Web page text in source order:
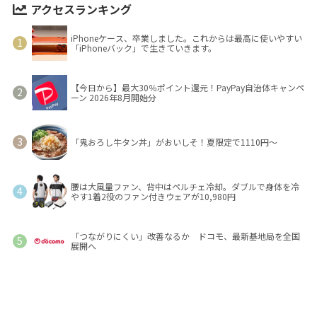
アクセスランキング
iPhoneケース、卒業しました。これからは最高に使いやすい
「iPhoneバック」で生きていきます。
【今日から】最大30％ポイント還元！PayPay自治体キャンペ
ーン 2026年8月開始分
「鬼おろし牛タン丼」がおいしそ！夏限定で1110円～
腰は大風量ファン、背中はペルチェ冷却。ダブルで身体を冷
やす1着2役のファン付きウェアが10,980円
「つながりにくい」改善なるか ドコモ、最新基地局を全国
展開へ